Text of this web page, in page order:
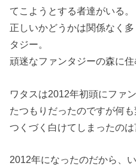
てこようとする者達がいる。
正しいかどうかは関係なく
タジー。
頑迷なファンタジーの森に住
ワタスは2012年初頭にファ
たつもりだったのですが何も
つくづく白けてしまったのは
2012年になったのだから、